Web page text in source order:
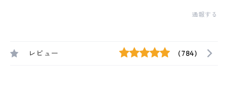
通報する
レビュー (784)